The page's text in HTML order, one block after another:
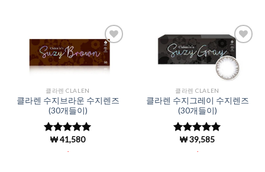
Add to
Wishlist
클라렌 CLALEN
클라렌 수지브라운 수지렌즈
(30개들이)
5 중에서
로 평
₩41,580
Add to
Wishlist
클라렌 CLALEN
클라렌 수지그레이 수지렌즈
(30개들이)
5 중에서
로 평
₩39,585